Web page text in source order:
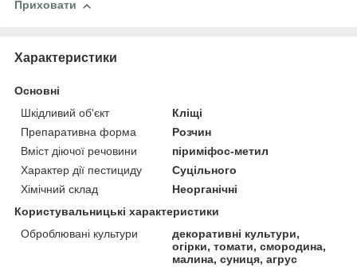
Приховати
Характеристики
Основні
Шкідливий об'єкт
Кліщі
Препаративна форма
Розчин
Вміст діючої речовини
піриміфос-метил
Характер дії пестициду
Суцільного
Хімічний склад
Неорганічні
Користувальницькі характеристики
Оброблювані культури
декоративні культури,
огірки, томати, смородина,
малина, суниця, агрус